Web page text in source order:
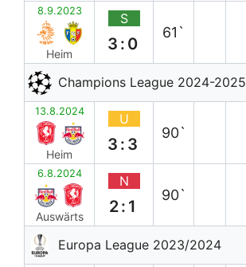
8.9.2023
Heim
S
3:0
61`
Champions League 2024-2025
13.8.2024
Heim
U
3:3
90`
6.8.2024
Auswärts
N
2:1
90`
Europa League 2023/2024